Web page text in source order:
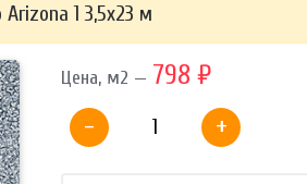
Ваши данные не будут
1 3,5х23 м
Цена, м2 — 798 ₽
-
+